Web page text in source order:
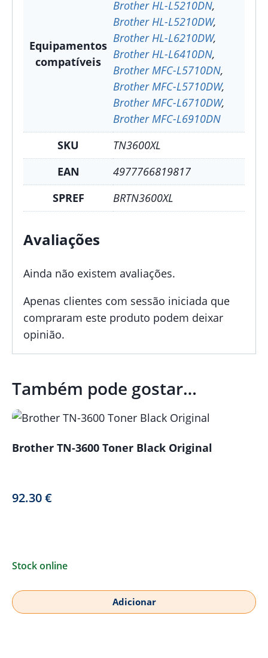
Equipamentos
compatíveis
Brother HL-L5210DN,
Brother HL-L5210DW,
Brother HL-L6210DW,
Brother HL-L6410DN,
Brother MFC-L5710DN,
Brother MFC-L5710DW,
Brother MFC-L6710DW,
Brother MFC-L6910DN
SKU
TN3600XL
EAN
4977766819817
SPREF
BRTN3600XL
Avaliações
Ainda não existem avaliações.
Apenas clientes com sessão iniciada que
compraram este produto podem deixar
opinião.
Também pode gostar…
Brother TN-3600 Toner Black Original
92.30€
Stock online
Adicionar